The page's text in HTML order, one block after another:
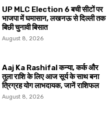
UP MLC Election 6 बची सीटों पर
भाजपा में घमासान, लखनऊ से दिल्ली तक
बिछी चुनावी बिसात
August 8, 2026
Aaj Ka Rashifal कन्या, कर्क और
तुला राशि के लिए आज सूर्य के साथ बना
त्रिग्रह योग लाभदायक, जानें राशिफल
August 8, 2026